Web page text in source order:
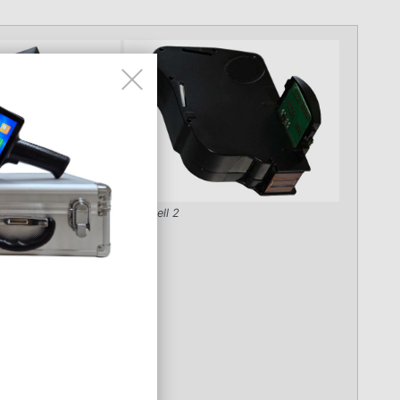
Modell 2